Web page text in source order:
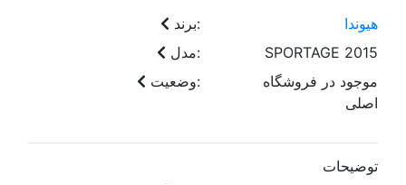
برند:
هیوندا
مدل:
SPORTAGE 2015
وضعیت:
موجود در فروشگاه
اصلی
توضیحات